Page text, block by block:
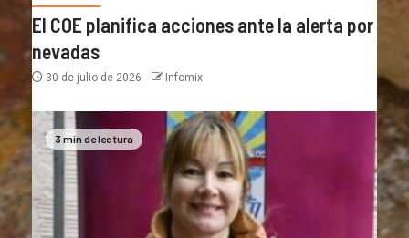
El COE planifica acciones ante la alerta por
nevadas
30 de julio de 2026 Infomix
3 min de lectura